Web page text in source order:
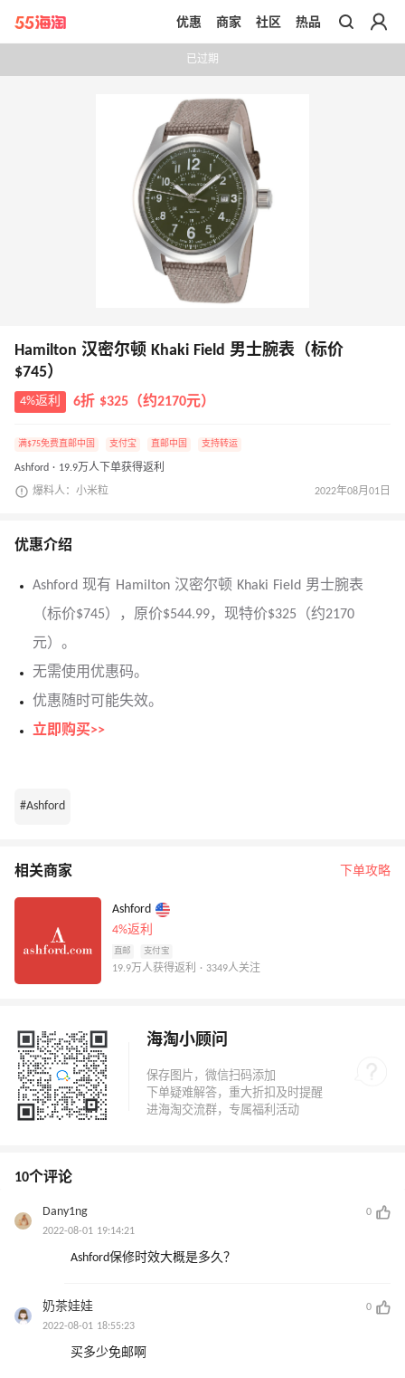
带你去官网买正品
优惠 商家 社区 热品
已过期
Hamilton 汉密尔顿 Khaki Field 男士腕表（标价
$745）
4%返利 6折 $325（约2170元）
满$75免费直邮中国 支付宝 直邮中国 支持转运
Ashford · 19.9万人下单获得返利
爆料人：小米粒 2022年08月01日
优惠介绍
Ashford 现有 Hamilton 汉密尔顿 Khaki Field 男士腕表
（标价$745），原价$544.99，现特价$325（约2170
元）。
无需使用优惠码。
优惠随时可能失效。
立即购买>>
#Ashford
相关商家 下单攻略
Ashford
4%返利
直邮 支付宝
19.9万人获得返利 · 3349人关注
海淘小顾问
10个评论
Dany1ng
0
2022-08-01 19:14:21
Ashford保修时效大概是多久？
奶茶娃娃
0
2022-08-01 18:55:23
买多少免邮啊